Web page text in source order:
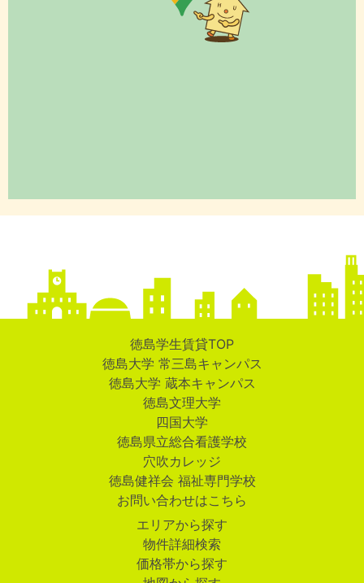
徳島学生賃貸TOP
徳島大学 常三島キャンパス
徳島大学 蔵本キャンパス
徳島文理大学
四国大学
徳島県立総合看護学校
穴吹カレッジ
徳島健祥会 福祉専門学校
お問い合わせはこちら
エリアから探す
物件詳細検索
価格帯から探す